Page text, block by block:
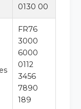
0130 00
FR76
3000
6000
0112
3456
7890
189